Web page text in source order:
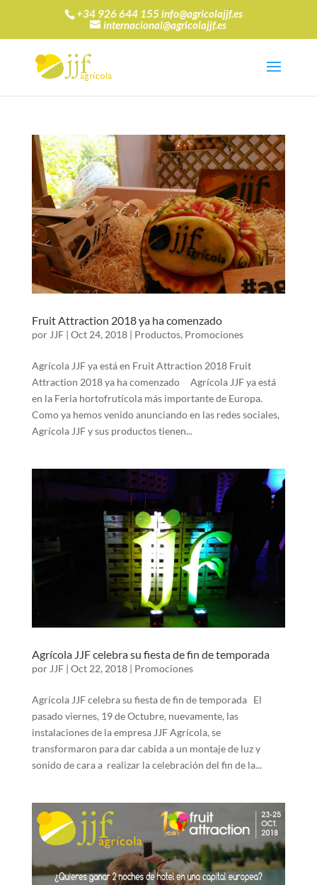
+34 926 644 155 info@agricolajjf.es
internacional@agricolajjf.es
Fruit Attraction 2018 ya ha comenzado
por JJF| Oct 24, 2018| Productos, Promociones
Agrícola JJF ya está en Fruit Attraction 2018 Fruit
Attraction 2018 ya ha comenzado Agrícola JJF ya está
en la Feria hortofrutícola más importante de Europa.
Como ya hemos venido anunciando en las redes sociales,
Agrícola JJF y sus productos tienen...
Agrícola JJF celebra su fiesta de fin de temporada
por JJF| Oct 22, 2018| Promociones
Agrícola JJF celebra su fiesta de fin de temporada El
pasado viernes, 19 de Octubre, nuevamente, las
instalaciones de la empresa JJF Agrícola, se
transformaron para dar cabida a un montaje de luz y
sonido de cara a realizar la celebración del fin de la...